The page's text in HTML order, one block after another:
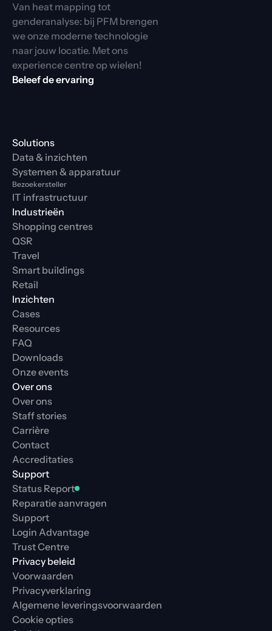
Van heat mapping tot
genderanalyse: bij PFM brengen
we onze moderne technologie
naar jouw locatie. Met ons
experience centre op wielen!
Beleef de ervaring
Solutions
Data & inzichten
Systemen & apparatuur
Bezoekersteller
IT infrastructuur
Industrieën
Shopping centres
QSR
Travel
Smart buildings
Retail
Inzichten
Cases
Resources
FAQ
Downloads
Onze events
Over ons
Over ons
Staff stories
Carrière
Contact
Accreditaties
Support
Status Report
Reparatie aanvragen
Support
Login Advantage
Trust Centre
Privacy beleid
Voorwaarden
Privacyverklaring
Algemene leveringsvoorwaarden
Cookie opties